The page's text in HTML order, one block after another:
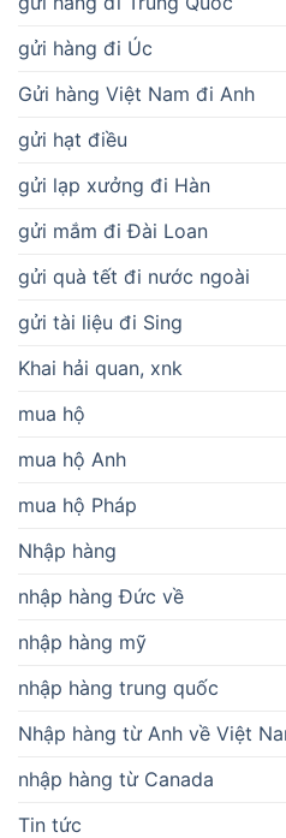
gửi hàng đi Úc
Gửi hàng Việt Nam đi Anh
gửi hạt điều
gửi lạp xưởng đi Hàn
gửi mắm đi Đài Loan
gửi quà tết đi nước ngoài
gửi tài liệu đi Sing
Khai hải quan, xnk
mua hộ
mua hộ Anh
mua hộ Pháp
Nhập hàng
nhập hàng Đức về
nhập hàng mỹ
nhập hàng trung quốc
Nhập hàng từ Anh về Việt
nhập hàng từ Canada
Tin tức